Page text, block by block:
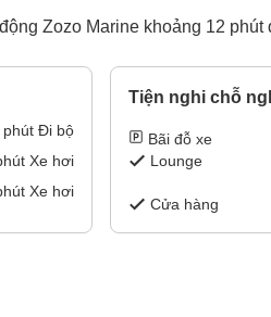
Zozo Marine khoảng 12 phút
phút Đi bộ
Xe hơi
Xe hơi
Tiện nghi chỗ
Bãi đỗ xe
Lounge
Cửa hàng